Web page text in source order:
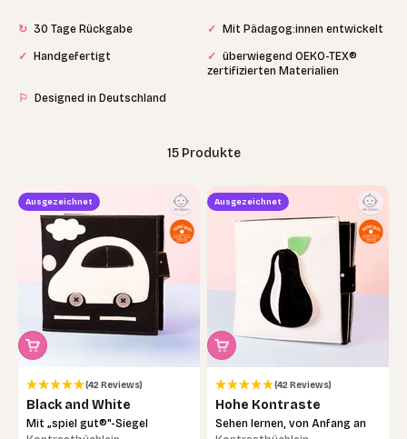
↻ 30 Tage Rückgabe ✓ Mit Pädagog:innen entwickelt
✓ Handgefertigt ✓ überwiegend OEKO-TEX®
zertifizierten Materialien
⚐ Designed in Deutschland
15 Produkte
Ausgezeichnet
(42 Reviews)
Black and White
Mit „spiel gut®"-Siegel
Ausgezeichnet
(42 Reviews)
Hohe Kontraste
Sehen lernen, von Anfang an